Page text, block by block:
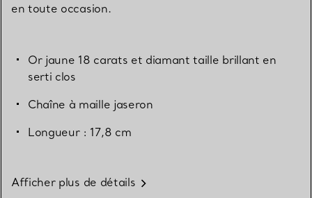
en toute occasion.
Or jaune 18 carats et diamant taille brillant en
serti clos
Chaîne à maille jaseron
Longueur : 17,8 cm
Afficher plus de détails